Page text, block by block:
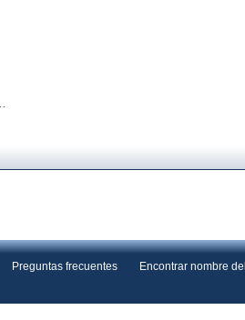
Preguntas frecuentes Encontrar nombre